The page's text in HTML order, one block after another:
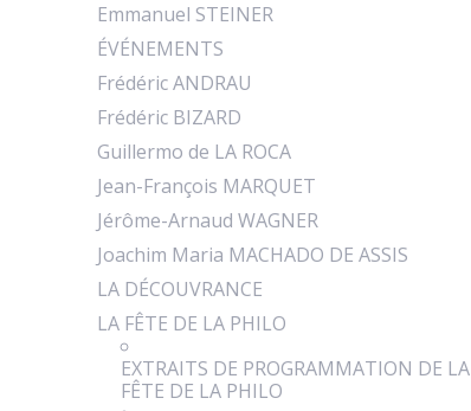
Emmanuel STEINER
ÉVÉNEMENTS
Frédéric ANDRAU
Frédéric BIZARD
Guillermo de LA ROCA
Jean-François MARQUET
Jérôme-Arnaud WAGNER
Joachim Maria MACHADO DE ASSIS
LA DÉCOUVRANCE
LA FÊTE DE LA PHILO
EXTRAITS DE PROGRAMMATION DE LA
FÊTE DE LA PHILO